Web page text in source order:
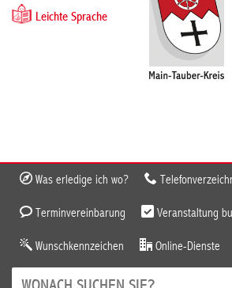
Leichte Sprache
Was erledige ich wo?
Terminvereinbarung Veranstaltung
Wunschkennzeichen Online-Dienste